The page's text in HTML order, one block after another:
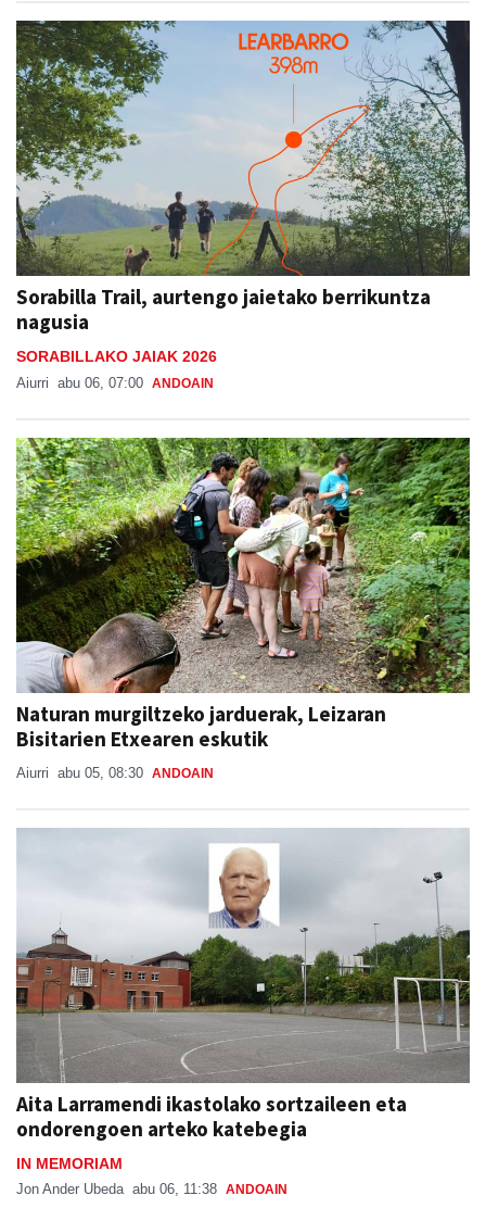
Sorabilla Trail, aurtengo jaietako berrikuntza
nagusia
SORABILLAKO JAIAK 2026
Aiurri abu 06, 07:00 ANDOAIN
Naturan murgiltzeko jarduerak, Leizaran
Bisitarien Etxearen eskutik
Aiurri abu 05, 08:30 ANDOAIN
Aita Larramendi ikastolako sortzaileen eta
ondorengoen arteko katebegia
IN MEMORIAM
Jon Ander Ubeda abu 06, 11:38 ANDOAIN